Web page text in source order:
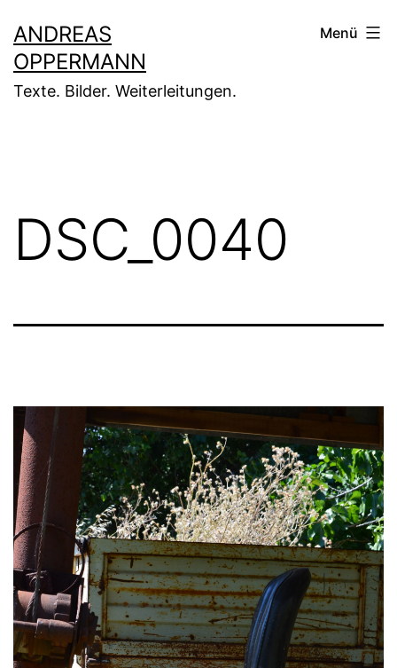
Inhalt
springen
ANDREAS
OPPERMANN
Texte. Bilder. Weiterleitungen.
Menü
DSC_0040